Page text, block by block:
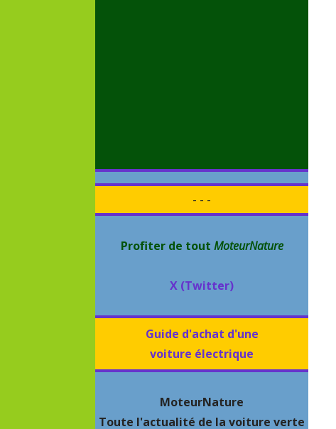
- - -
Profiter de tout MoteurNature
X (Twitter)
Guide d'achat d'une
voiture électrique
MoteurNature
Toute l'actualité de la voiture verte